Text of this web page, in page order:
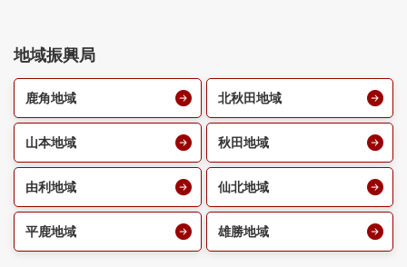
地域振興局
鹿角地域 北秋田地域
山本地域 秋田地域
由利地域 仙北地域
平鹿地域 雄勝地域